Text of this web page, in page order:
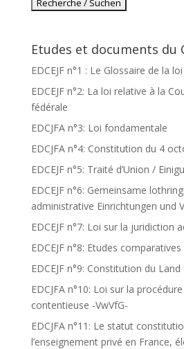
Etudes et documents du
EDCEJF n°1 : Le Glossaire de la
EDCEJF n°2: La loi relative à la
fédérale
EDCJFA n°3: Loi fondamentale
EDCJFA n°4: Constitution du 4
EDCEJF n°5: Traité d’Union /
EDCEJF n°6: Gemeinsame
administrative Einrichtungen und
EDCEJF n°7: Loi sur la juridiction
EDCEJF n°8: Etudes comparatives
EDCEJF n°9: Constitution du Land
EDCJFA n°10: Loi sur la
contentieuse -VwVfG-
EDCJFA n°11: Le statut
l’enseignement privé en France,